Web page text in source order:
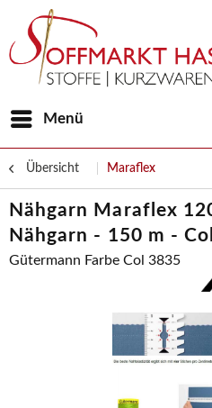
Menü
Übersicht Maraflex
Nähgarn Maraflex
Nähgarn - 150 m -
Gütermann Farbe Col 3835